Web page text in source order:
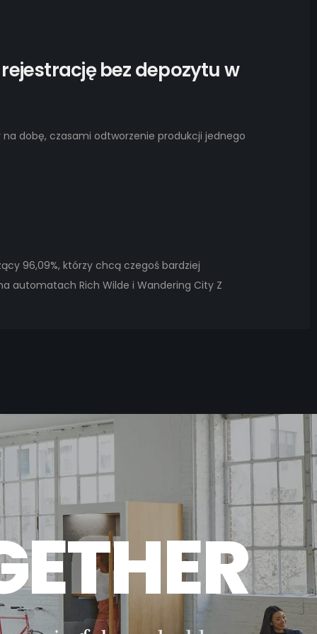
bez depozytu w
dobę, czasami odtworzenie produkcji jednego
96,09%, którzy chcą czegoś bardziej
automatach Rich Wilde i Wandering City Z
ETHER